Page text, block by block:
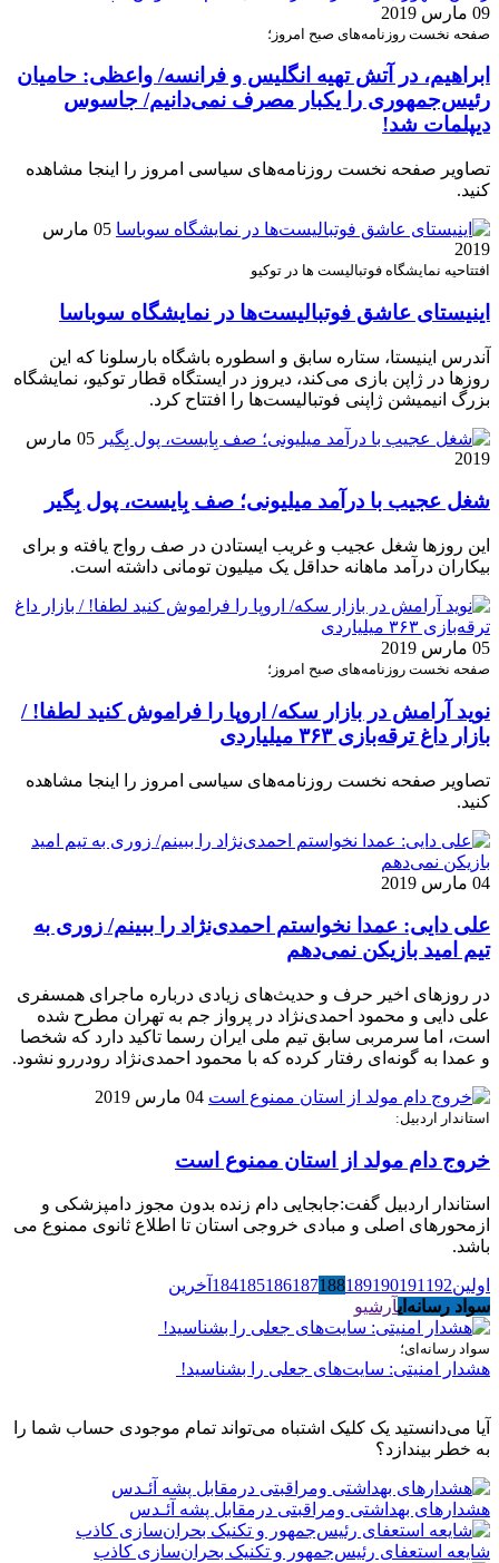
09 مارس 2019
صفحه نخست روزنامه‌های صبح امروز؛
ابراهیم، در آتش تهیه انگلیس و فرانسه/ واعظی: حامیان
رئیس‌جمهوری را یکبار مصرف نمی‌دانیم/ جاسوس
دیپلمات شد!
تصاویر صفحه نخست روزنامه‌های سیاسی امروز را اینجا مشاهده
کنید.
05 مارس
2019
افتتاحیه نمایشگاه فوتبالیست ها در توکیو
اینیستای عاشق فوتبالیست‌ها در نمایشگاه سوباسا
آندرس اینیستا، ستاره سابق و اسطوره باشگاه بارسلونا که این
روزها در ژاپن بازی می‌کند، دیروز در ایستگاه قطار توکیو، نمایشگاه
بزرگ انیمیشن ژاپنی فوتبالیست‌ها را افتتاح کرد.
05 مارس
2019
شغل عجیب با درآمد میلیونی؛ صف بِایست، پول بِگیر
این روز‌ها شغل عجیب و غریب ایستادن در صف رواج یافته و برای
بیکاران درآمد ماهانه حداقل یک میلیون تومانی داشته است.
05 مارس 2019
صفحه نخست روزنامه‌های صبح امروز؛
نوید آرامش در بازار سکه/ اروپا را فراموش کنید لطفا! /
بازار داغ ترقه‌بازی ۳۶۳ میلیاردی
تصاویر صفحه نخست روزنامه‌های سیاسی امروز را اینجا مشاهده
کنید.
04 مارس 2019
علی دایی: عمدا نخواستم احمدی‌نژاد را ببینم/ زوری به
تیم امید بازیکن نمی‌دهم
در روزهای اخیر حرف و حدیث‌های زیادی درباره ماجرای همسفری
علی دایی و محمود احمدی‌نژاد در پرواز جم به تهران مطرح شده
است، اما سرمربی سابق تیم ملی ایران رسما تاکید دارد که شخصا
و عمدا به گونه‌ای رفتار کرده که با محمود احمدی‌نژاد رودررو نشود.
04 مارس 2019
استاندار اردبیل:
خروج دام مولد از استان ممنوع است
استاندار اردبیل گفت:جابجایی دام زنده بدون مجوز دامپزشکی و
ازمحورهای اصلی و مبادی خروجی استان تا اطلاع ثانوی ممنوع می
باشد.
اولین 184185186187188189190191 192
آخرین
سواد رسانه‌ایآرشیو
سواد رسانه‌ای؛
هشدار امنیتی: سایت‌های جعلی را بشناسید!
آیا می‌دانستید یک کلیک اشتباه می‌تواند تمام موجودی حساب شما را
به خطر بیندازد؟
هشدارهاى بهداشتى ومراقبتى درمقابل پشه آئـدس
شایعه استعفای رئیس‌جمهور و تکنیک بحران‌سازی کاذب